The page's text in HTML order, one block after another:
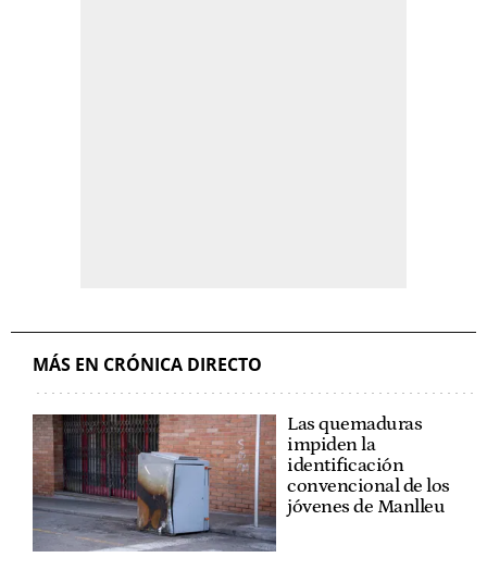
MÁS EN CRÓNICA DIRECTO
Las quemaduras
impiden la
identificación
convencional de los
jóvenes de Manlleu